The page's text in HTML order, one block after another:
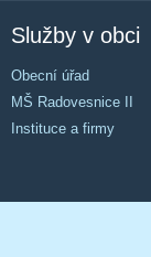
Služby v obci
Obecní úřad
MŠ Radovesnice II
Instituce a firmy